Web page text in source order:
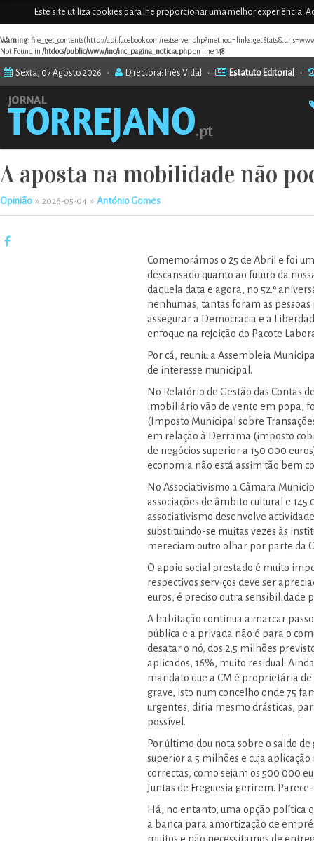
Este site utiliza cookies para lhe proporcionar uma melhor experiência.
Warning: file_get_contents(http://api.facebook.com/
Not Found in /htdocs/public/www/inc/inc_pagina_noticia.phpon line148
Sexta, 07 Agosto 2026 • Directora: Inês Vidal • Estatuto Editorial •
A aposta na mobilidade não
Opinião » 2026-05-04 » António Gomes
Comemorámos o 25 de Abril e foi
descansado quanto ao futuro da
daquela data e agora, no 52.º
nenhumas, tantas foram as
assegurar a Democracia e a
enfoque na rejeição do Pacote
Por cá, reuniu a Assembleia
de interesse municipal.
No Relatório de Gestão das Contas
imobiliário vão de vento em popa,
(Imposto Municipal sobre
em relação à Derrama (imposto
de negócios superior a 150 000
economia não está assim tão bem
No Associativismo a Câmara
associações de âmbito cultural e
associativismo desenvolve
substituindo-se muitas vezes às
mereciam outro olhar por parte da
O apoio social prestado é muito
respectivos serviços deve ser
euros, é preciso outra sensibilidade
A habitação continua a marcar
pública e a privada não é para o
desatar o nó, dos 2,5 milhões
aplicados, 16%, muito residual.
mandato que a CM é proprietária de
grave, isto num concelho onde 75
urgentes, diria mesmo drásticas,
possível.
Por último dou nota sobre o saldo
superior a 5 milhões e cuja
correctas, como sejam os 500 000
Juntas de Freguesia gerirem.
Há, no entanto, uma opção política
a banca para amortização de